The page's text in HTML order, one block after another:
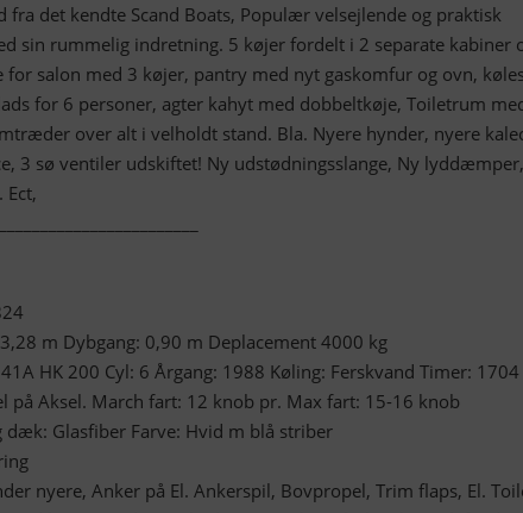
fra det kendte Scand Boats, Populær velsejlende og praktisk
sin rummelig indretning. 5 køjer fordelt i 2 separate kabiner
for salon med 3 køjer, pantry med nyt gaskomfur og ovn,
for 6 personer, agter kahyt med dobbeltkøje, Toiletrum
over alt i velholdt stand. Bla. Nyere hynder, nyere
3 sø ventiler udskiftet! Ny udstødningsslange, Ny lyddæmper,
Ect,
m Dybgang: 0,90 m Deplacement 4000 kg
HK 200 Cyl: 6 Årgang: 1988 Køling: Ferskvand Timer: 1704
på Aksel. March fart: 12 knob pr. Max fart: 15-16 knob
dæk: Glasfiber Farve: Hvid m blå striber
nyere, Anker på El. Ankerspil, Bovpropel, Trim flaps, El.